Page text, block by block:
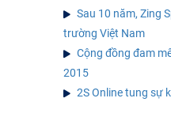
Sau 10 năm, Zing
trường Việt Nam
Cộng đồng đam
2015
2S Online tung sự